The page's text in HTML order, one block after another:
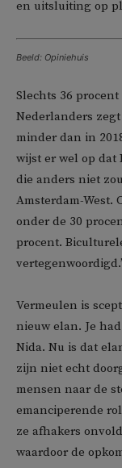
en uitsluiting op
Beeld: Opiniehuis
Slechts 36
Nederlanders
minder dan in
wijst er wel op dat
die anders niet
Amsterdam-West.
onder de 30
procent.
vertegenwoordigd.’
Vermeulen is
nieuw elan. Je
Nida. Nu is dat
zijn niet echt
mensen naar de
emanciperende
ze afhakers
waardoor de